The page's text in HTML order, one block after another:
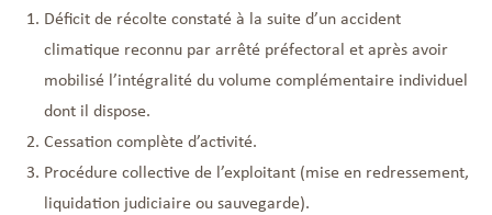
Déficit de récolte constaté à la suite d’un accident
climatique reconnu par arrêté préfectoral et après avoir
mobilisé l’intégralité du volume complémentaire individuel
dont il dispose.
Cessation complète d’activité.
Procédure collective de l’exploitant (mise en redressement,
liquidation judiciaire ou sauvegarde).